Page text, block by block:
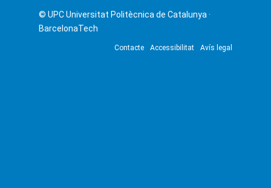
© UPCUniversitat Politècnica de Catalunya ·
BarcelonaTech
Contacte Accessibilitat Avís legal